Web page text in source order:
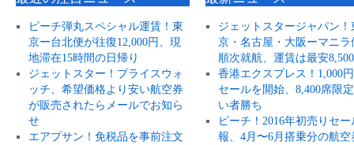
ピーチ弾丸スペシャル運賃！東
京ー台北便が往復12,000円、現
地滞在15時間の日帰り
ジェットスター！プライスウォ
ッチ、希望価格より安い航空券
が販売されたらメールでお知ら
せ
エアプサン！免税品を事前注文
ジェットスタージャパン！
京・名古屋・大阪ーマニラ
順次就航、運賃は最安
香港エクスプレス！1,000
セールを開始、8,400席限
い者勝ち
ピーチ！2016年初売りセー
報、4月〜6月搭乗分の航空